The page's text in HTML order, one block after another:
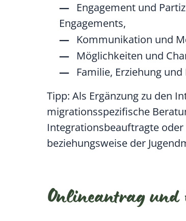
Engagement und
Engagements,
Kommunikation und
Möglichkeiten und
Familie, Erziehung und
Tipp: Als Ergänzung zu den
migrationsspezifische
Integrationsbeauftragte
beziehungsweise der
Onlineantrag und